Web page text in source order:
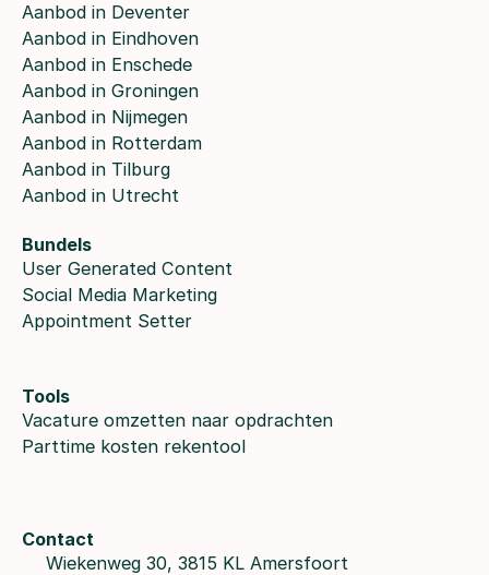
Aanbod in Deventer
Aanbod in Eindhoven
Aanbod in Enschede
Aanbod in Groningen
Aanbod in Nijmegen
Aanbod in Rotterdam
Aanbod in Tilburg
Aanbod in Utrecht
Bundels
User Generated Content
Social Media Marketing
Appointment Setter
Tools
Vacature omzetten naar opdrachten
Parttime kosten rekentool
Contact
Wiekenweg 30, 3815 KL Amersfoort